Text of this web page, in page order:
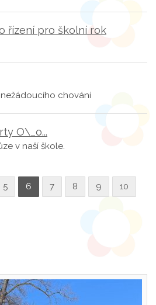
řízení pro školní rok
chování
O\_o...
v naší škole.
5 6 7 8 9 10